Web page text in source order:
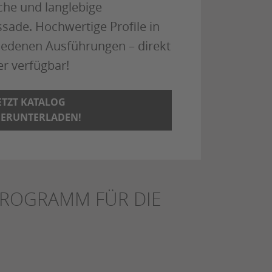
und langlebige
Hochwertige Profile in
Ausführungen – direkt
verfügbar!
KATALOG
FÜR DIE